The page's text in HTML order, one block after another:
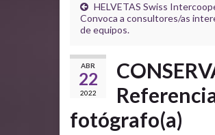
HELVETAS Swiss
Convoca a consultores/as
de equipos.
ABR
22
2022
fotógrafo(a)